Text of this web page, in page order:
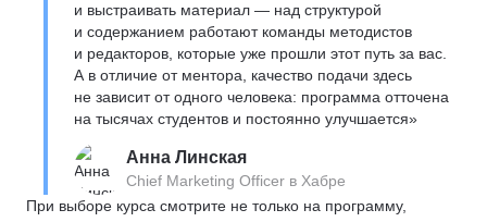
и выстраивать материал — над структурой
и содержанием работают команды методистов
и редакторов, которые уже прошли этот путь за вас.
А в отличие от ментора, качество подачи здесь
не зависит от одного человека: программа отточена
на тысячах студентов и постоянно улучшается»
Анна Линская
Chief Marketing Officer в Хабре
При выборе курса смотрите не только на программу,